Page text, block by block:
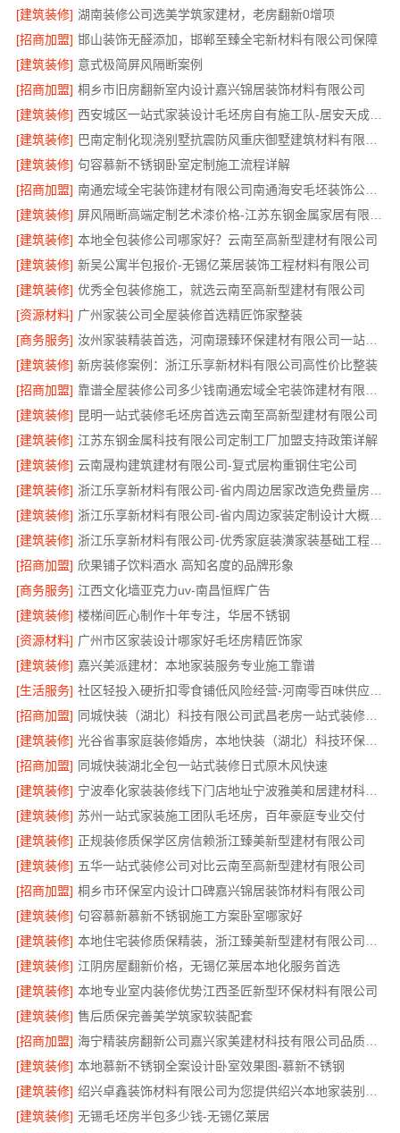
[建筑装修] 湖南装修公司选美学筑家建材，老房翻新0增项
[招商加盟] 邯山装饰无醛添加，邯郸至臻全宅新材料有限公司保障
[建筑装修] 意式极简屏风隔断案例
[招商加盟] 桐乡市旧房翻新室内设计嘉兴锦居装饰材料有限公司
[建筑装修]
西安城区一站式家装设计毛坯房自有施工队-居安天成建筑工程
[建筑装修]
[建筑装修] 句容慕新不锈钢卧室定制施工流程详解
[招商加盟]
南通宏域全宅装饰建材有限公司南通海安毛坯装饰公司设计
[建筑装修]
[建筑装修] 本地全包装修公司哪家好？云南至高新型建材有限公司
[建筑装修] 新吴公寓半包报价-无锡亿莱居装饰工程材料有限公司
[建筑装修] 优秀全包装修施工，就选云南至高新型建材有限公司
[资源材料] 广州家装公司全屋装修首选精匠饰家整装
[商务服务]
汝州家装精装首选，河南璟臻环保建材有限公司一站式服务
[建筑装修] 新房装修案例：浙江乐享新材料有限公司高性价比整装
[招商加盟]
[建筑装修] 昆明一站式装修毛坯房首选云南至高新型建材有限公司
[建筑装修] 江苏东钢金属科技有限公司定制工厂加盟支持政策详解
[建筑装修] 云南晟构建筑建材有限公司-复式层构重钢住宅公司
[建筑装修]
[建筑装修]
浙江乐享新材料有限公司-省内周边家装定制设计大概报价
[建筑装修]
浙江乐享新材料有限公司-优秀家庭装潢家装基础工程施工案例
[招商加盟] 欣果铺子饮料酒水 高知名度的品牌形象
[商务服务] 江西文化墙亚克力uv-南昌恒辉广告
[建筑装修] 楼梯间匠心制作十年专注，华居不锈钢
[资源材料] 广州市区家装设计哪家好毛坯房精匠饰家
[建筑装修] 嘉兴美派建材：本地家装服务专业施工靠谱
[生活服务]
社区轻投入硬折扣零食铺低风险经营-河南零百味供应链有限公司
[招商加盟]
同城快装（湖北）科技有限公司武昌老房一站式装修北欧风靠谱
[建筑装修]
光谷省事家庭装修婚房，本地快装（湖北）科技环保整装
[招商加盟] 同城快装湖北全包一站式装修日式原木风快速
[建筑装修]
宁波奉化家装装修线下门店地址宁波雅美和居建材科技有限公司
[建筑装修] 苏州一站式家装施工团队毛坯房，百年豪庭专业交付
[建筑装修] 正规装修质保学区房信赖浙江臻美新型建材有限公司
[建筑装修] 五华一站式装修公司对比云南至高新型建材有限公司
[招商加盟] 桐乡市环保室内设计口碑嘉兴锦居装饰材料有限公司
[建筑装修] 句容慕新慕新不锈钢施工方案卧室哪家好
[建筑装修]
[建筑装修] 江阴房屋翻新价格，无锡亿莱居本地化服务首选
[建筑装修] 本地专业室内装修优势江西圣匠新型环保材料有限公司
[建筑装修] 售后质保完善美学筑家软装配套
[招商加盟]
海宁精装房翻新公司嘉兴家美建材科技有限公司品质保障
[建筑装修] 本地慕新不锈钢全案设计卧室效果图-慕新不锈钢
[建筑装修]
[建筑装修] 无锡毛坯房半包多少钱-无锡亿莱居